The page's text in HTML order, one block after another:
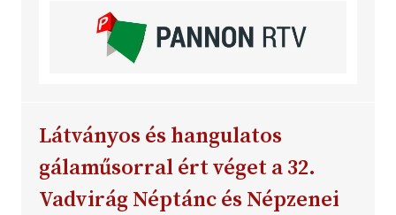
Látványos és hangulatos
gálaműsorral ért véget a 32.
Vadvirág Néptánc és Népzenei